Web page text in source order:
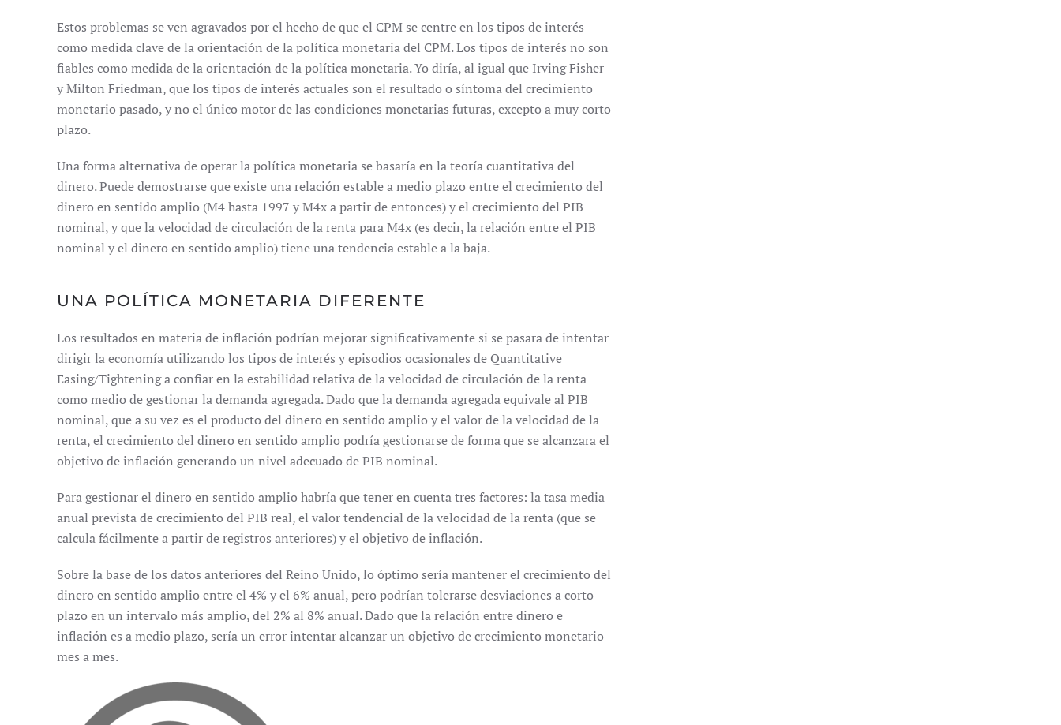
Estos problemas se ven agravados por el hecho de que el CPM se centre en los tipos de interés
como medida clave de la orientación de la política monetaria del CPM. Los tipos de interés no son
fiables como medida de la orientación de la política monetaria. Yo diría, al igual que Irving Fisher
y Milton Friedman, que los tipos de interés actuales son el resultado o síntoma del crecimiento
monetario pasado, y no el único motor de las condiciones monetarias futuras, excepto a muy corto
plazo.
Una forma alternativa de operar la política monetaria se basaría en la teoría cuantitativa del
dinero. Puede demostrarse que existe una relación estable a medio plazo entre el crecimiento del
dinero en sentido amplio (M4 hasta 1997 y M4x a partir de entonces) y el crecimiento del PIB
nominal, y que la velocidad de circulación de la renta para M4x (es decir, la relación entre el PIB
nominal y el dinero en sentido amplio) tiene una tendencia estable a la baja.
UNA POLÍTICA MONETARIA DIFERENTE
Los resultados en materia de inflación podrían mejorar significativamente si se pasara de intentar
dirigir la economía utilizando los tipos de interés y episodios ocasionales de Quantitative
Easing/Tightening a confiar en la estabilidad relativa de la velocidad de circulación de la renta
como medio de gestionar la demanda agregada. Dado que la demanda agregada equivale al PIB
nominal, que a su vez es el producto del dinero en sentido amplio y el valor de la velocidad de la
renta, el crecimiento del dinero en sentido amplio podría gestionarse de forma que se alcanzara el
objetivo de inflación generando un nivel adecuado de PIB nominal.
Para gestionar el dinero en sentido amplio habría que tener en cuenta tres factores: la tasa media
anual prevista de crecimiento del PIB real, el valor tendencial de la velocidad de la renta (que se
calcula fácilmente a partir de registros anteriores) y el objetivo de inflación.
Sobre la base de los datos anteriores del Reino Unido, lo óptimo sería mantener el crecimiento del
dinero en sentido amplio entre el 4% y el 6% anual, pero podrían tolerarse desviaciones a corto
plazo en un intervalo más amplio, del 2% al 8% anual. Dado que la relación entre dinero e
inflación es a medio plazo, sería un error intentar alcanzar un objetivo de crecimiento monetario
mes a mes.